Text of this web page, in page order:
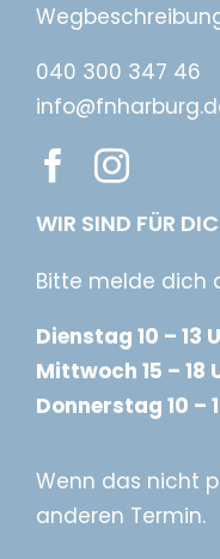
040 300 347 46
WIR SIND FÜR
Bitte melde dich
Dienstag 10 – 13
Mittwoch 15 – 18
Donnerstag 10 –
Wenn das nicht
anderen Termin.